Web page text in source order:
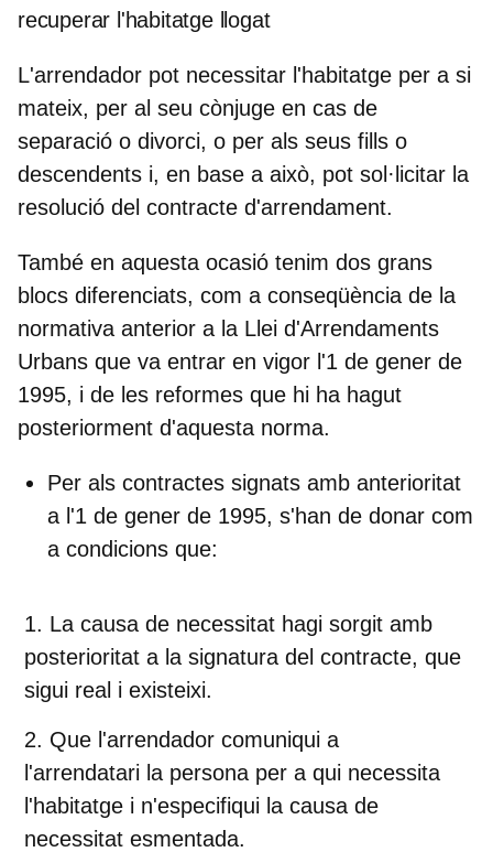
recuperar l'habitatge llogat
L'arrendador pot necessitar l'habitatge per a si
mateix, per al seu cònjuge en cas de
separació o divorci, o per als seus fills o
descendents i, en base a això, pot sol·licitar la
resolució del contracte d'arrendament.
També en aquesta ocasió tenim dos grans
blocs diferenciats, com a conseqüència de la
normativa anterior a la Llei d'Arrendaments
Urbans que va entrar en vigor l'1 de gener de
1995, i de les reformes que hi ha hagut
posteriorment d'aquesta norma.
Per als contractes signats amb anterioritat
a l'1 de gener de 1995, s'han de donar com
a condicions que:
La causa de necessitat hagi sorgit amb
posterioritat a la signatura del contracte, que
sigui real i existeixi.
Que l'arrendador comuniqui a
l'arrendatari la persona per a qui necessita
l'habitatge i n'especifiqui la causa de
necessitat esmentada.